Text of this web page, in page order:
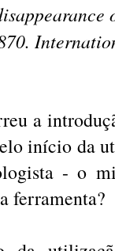
a
início da
- o
ferramenta?